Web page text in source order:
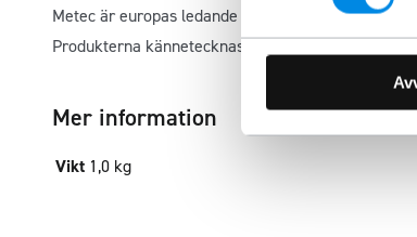
Metec är europas ledande tillverkare av
Produkterna kännetecknas av hög kvalitet och
Mer information
Vikt 1,0 kg